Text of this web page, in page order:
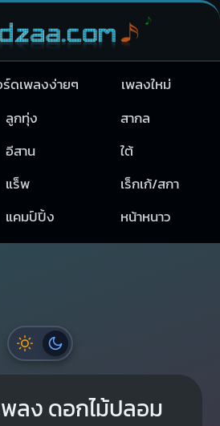
ดเพลงง่ายๆ
เพลงใหม่
ลูกทุ่ง
สากล
อีสาน
ใต้
แร็พ
เร็กเก้/สกา
แคมป์ปิ้ง หน้าหนาว
ลง ดอกไม้ปลอม